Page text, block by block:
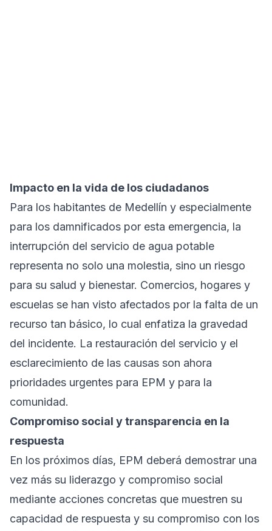
Impacto en la vida de los ciudadanos
Para los habitantes de Medellín y especialmente
para los damnificados por esta emergencia, la
interrupción del servicio de agua potable
representa no solo una molestia, sino un riesgo
para su salud y bienestar. Comercios, hogares y
escuelas se han visto afectados por la falta de un
recurso tan básico, lo cual enfatiza la gravedad
del incidente. La restauración del servicio y el
esclarecimiento de las causas son ahora
prioridades urgentes para EPM y para la
comunidad.
Compromiso social y transparencia en la
respuesta
En los próximos días, EPM deberá demostrar una
vez más su liderazgo y compromiso social
mediante acciones concretas que muestren su
capacidad de respuesta y su compromiso con los